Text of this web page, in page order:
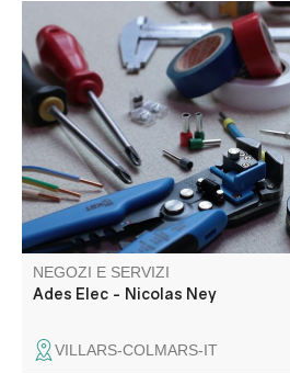
Elettricità generale: corrente alta,
Antenna, VMC, sicurezza,
costruzione.
NEGOZI E SERVIZI
Ades Elec - Nicolas Ney
VILLARS-COLMARS-IT